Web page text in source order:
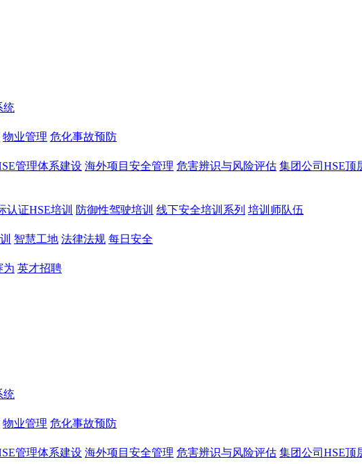
统
物业管理 危化事故预防
管理体系建设 海外项目安全管理 危害辨识与风险评估 集团公司HSE顶
认证HSE培训 防御性驾驶培训 线下安全培训系列 培训师队伍
智慧工地 法律法规 每日安全
为 英才招聘
统
物业管理 危化事故预防
管理体系建设 海外项目安全管理 危害辨识与风险评估 集团公司HSE顶